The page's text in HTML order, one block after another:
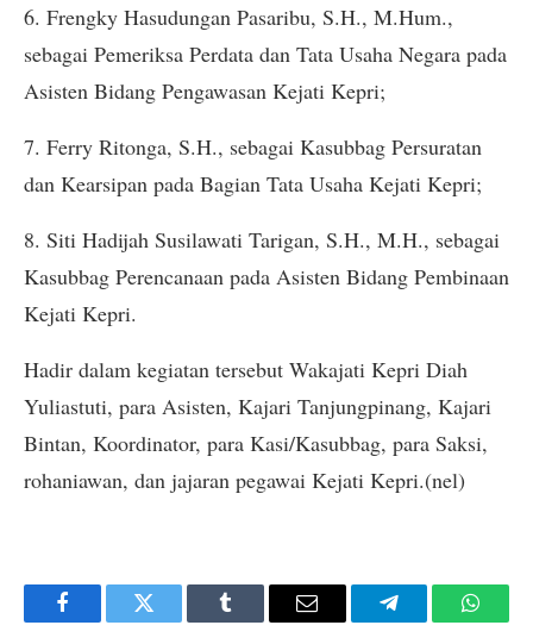
6. Frengky Hasudungan Pasaribu, S.H., M.Hum.,
sebagai Pemeriksa Perdata dan Tata Usaha Negara pada
Asisten Bidang Pengawasan Kejati Kepri;
7. Ferry Ritonga, S.H., sebagai Kasubbag Persuratan
dan Kearsipan pada Bagian Tata Usaha Kejati Kepri;
8. Siti Hadijah Susilawati Tarigan, S.H., M.H., sebagai
Kasubbag Perencanaan pada Asisten Bidang Pembinaan
Kejati Kepri.
Hadir dalam kegiatan tersebut Wakajati Kepri Diah
Yuliastuti, para Asisten, Kajari Tanjungpinang, Kajari
Bintan, Koordinator, para Kasi/Kasubbag, para Saksi,
rohaniawan, dan jajaran pegawai Kejati Kepri.(nel)
FacebookTwitter Tumblr Email Telegram